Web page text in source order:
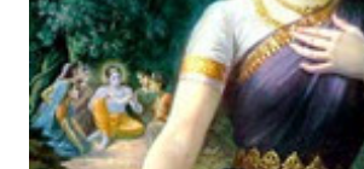
Download Patriotic Nepali Song:
jaha chhan buddha ka aakha -
Download Patriotic Nepali Song: नेपालले
छोडिदेउ Download: रातो र चन्द्र सुर्य /